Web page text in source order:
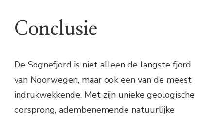
Conclusie
De Sognefjord is niet alleen de langste fjord
van Noorwegen, maar ook een van de meest
indrukwekkende. Met zijn unieke geologische
oorsprong, adembenemende natuurlijke